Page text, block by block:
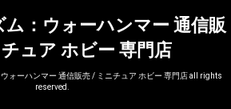
：ウォーハンマー 通信販
ュア ホビー 専門店
ォーハンマー 通信販売 / ミニチュア ホビー 専門店 all rights
reserved.